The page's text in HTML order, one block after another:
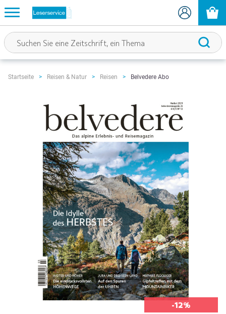
Startseite Reisen & Natur Reisen Belvedere Abo
-12%
Bildgalerie